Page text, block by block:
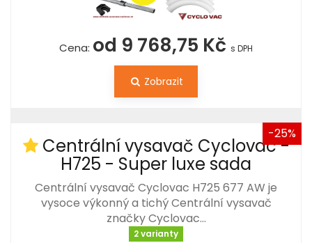
Cena: od 9 768,75 Kč s DPH
Zobrazit
-25%
Centrální vysavač Cyclovac -
H725 - Super luxe sada
Centrální vysavač Cyclovac H725 677 AW je
vysoce výkonný a tichý Centrální vysavač
značky Cyclovac…
2 varianty